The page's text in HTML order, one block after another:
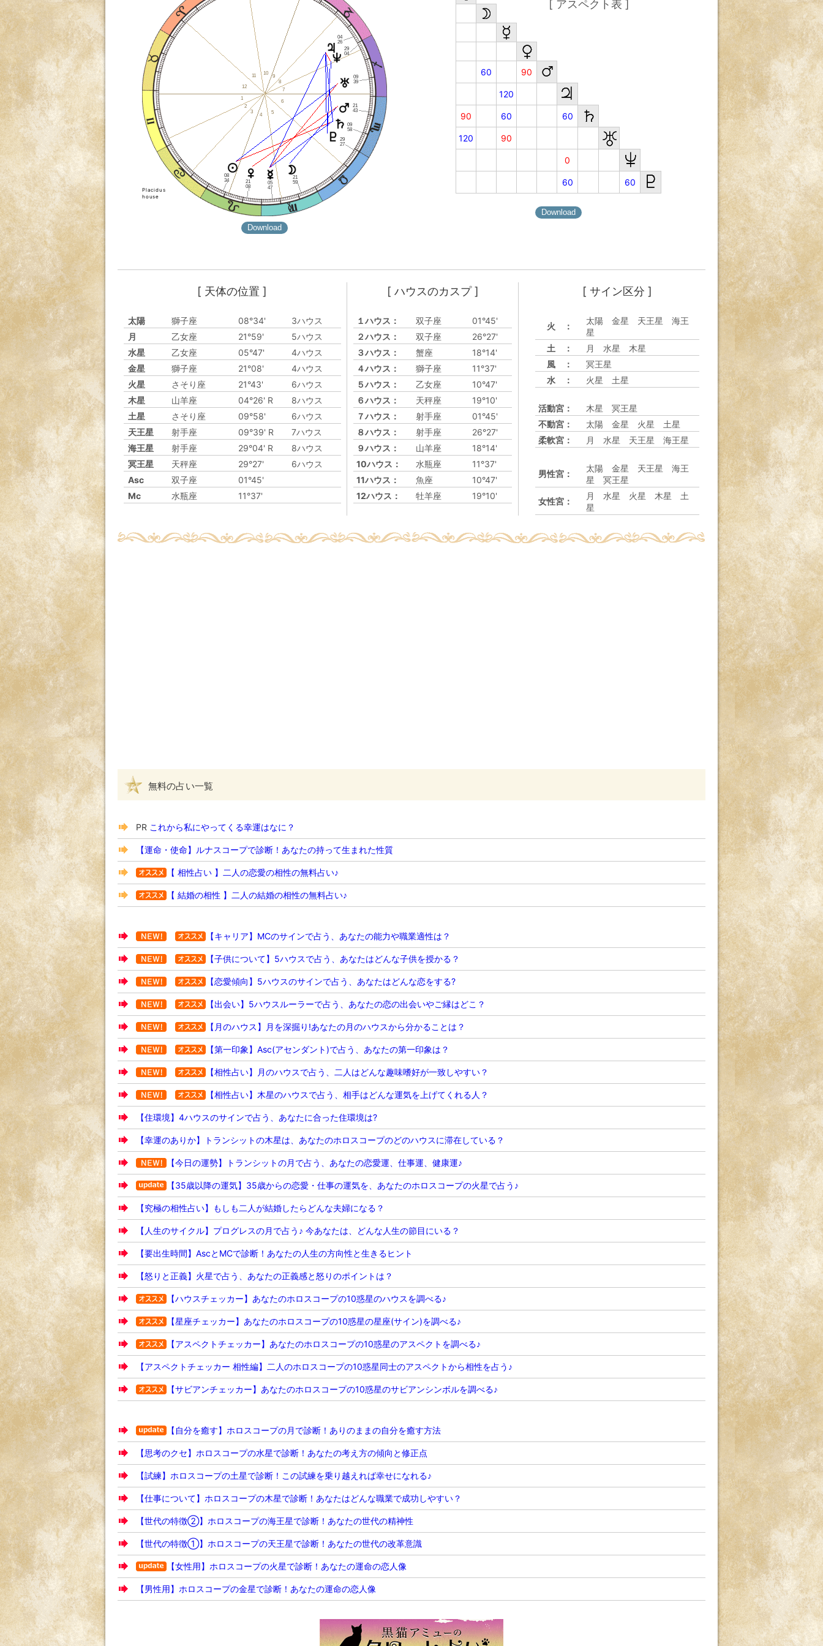
Placidus
house
1
2
3
4 5
6
7
8
9
10
11
12
08
34
21
59
05
47
21
08
21
43
04
26
09
58
09
39
29
04
29
27
[ アスペクト表 ]
60 90
120
90 60 60
120 90
0
60 60
[ 天体の位置 ]
太陽 獅子座 08°34'
3ハウス
月
乙女座 21°59'
5ハウス
水星
乙女座 05°47'
4ハウス
金星
獅子座 21°08'
4ハウス
火星
さそり座 21°43'
6ハウス
木星
山羊座 04°26' R
8ハウス
土星
さそり座 09°58'
6ハウス
天王星
射手座 09°39' R
7ハウス
海王星
射手座 29°04' R
8ハウス
冥王星
天秤座 29°27'
6ハウス
Asc
双子座
01°45'
Mc
水瓶座 11°37'
[ ハウスのカスプ ]
１ハウス： 双子座
01°45'
２ハウス：
双子座
26°27'
３ハウス：
蟹座
18°14'
４ハウス：
獅子座
11°37'
５ハウス：
乙女座
10°47'
６ハウス：
天秤座
19°10'
７ハウス：
射手座
01°45'
８ハウス：
射手座
26°27'
９ハウス：
山羊座
18°14'
10ハウス：
水瓶座
11°37'
11ハウス：
魚座
10°47'
12ハウス：
牡羊座 19°10'
[ サイン区分 ]
火 ：
太陽 金星 天王星 海王
星
土 ：
月 水星 木星
風 ：
冥王星
水 ：
火星 土星
活動宮：
木星 冥王星
不動宮：
太陽 金星 火星 土星
柔軟宮：
月 水星 天王星 海王星
男性宮：
太陽 金星 天王星 海王
星 冥王星
女性宮：
月 水星 火星 木星 土
星
無料の占い一覧
PR これから私にやってくる幸運はなに？
【運命・使命】ルナスコープで診断！あなたの持って生まれた性質
【 相性占い 】二人の恋愛の相性の無料占い♪
【 結婚の相性 】二人の結婚の相性の無料占い♪
【キャリア】MCのサインで占う、あなたの能力や職業適性は？
【子供について】5ハウスで占う、あなたはどんな子供を授かる？
【恋愛傾向】5ハウスのサインで占う、あなたはどんな恋をする?
【出会い】5ハウスルーラーで占う、あなたの恋の出会いやご縁はどこ？
【月のハウス】月を深掘り!あなたの月のハウスから分かることは？
【第一印象】Asc(アセンダント)で占う、あなたの第一印象は？
【相性占い】月のハウスで占う、二人はどんな趣味嗜好が一致しやすい？
【相性占い】木星のハウスで占う、相手はどんな運気を上げてくれる人？
【住環境】4ハウスのサインで占う、あなたに合った住環境は?
【幸運のありか】トランシットの木星は、あなたのホロスコープのどのハウスに滞在している？
【今日の運勢】トランシットの月で占う、あなたの恋愛運、仕事運、健康運♪
【35歳以降の運気】35歳からの恋愛・仕事の運気を、あなたのホロスコープの火星で占う♪
【究極の相性占い】もしも二人が結婚したらどんな夫婦になる？
【人生のサイクル】プログレスの月で占う♪ 今あなたは、どんな人生の節目にいる？
【要出生時間】AscとMCで診断！あなたの人生の方向性と生きるヒント
【怒りと正義】火星で占う、あなたの正義感と怒りのポイントは？
【ハウスチェッカー】あなたのホロスコープの10惑星のハウスを調べる♪
【星座チェッカー】あなたのホロスコープの10惑星の星座(サイン)を調べる♪
【アスペクトチェッカー】あなたのホロスコープの10惑星のアスペクトを調べる♪
【アスペクトチェッカー 相性編】二人のホロスコープの10惑星同士のアスペクトから相性を占う♪
【サビアンチェッカー】あなたのホロスコープの10惑星のサビアンシンボルを調べる♪
【自分を癒す】ホロスコープの月で診断！ありのままの自分を癒す方法
【思考のクセ】ホロスコープの水星で診断！あなたの考え方の傾向と修正点
【試練】ホロスコープの土星で診断！この試練を乗り越えれば幸せになれる♪
【仕事について】ホロスコープの木星で診断！あなたはどんな職業で成功しやすい？
【世代の特徴②】ホロスコープの海王星で診断！あなたの世代の精神性
【世代の特徴①】ホロスコープの天王星で診断！あなたの世代の改革意識
【女性用】ホロスコープの火星で診断！あなたの運命の恋人像
【男性用】ホロスコープの金星で診断！あなたの運命の恋人像